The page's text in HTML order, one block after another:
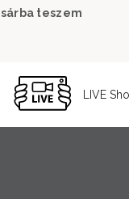
teszem
LIVE